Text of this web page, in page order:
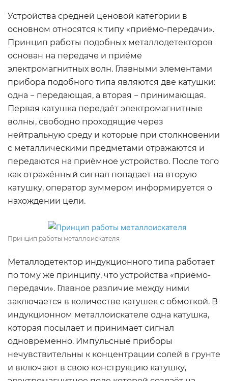
Устройства средней ценовой категории в
основном относятся к типу «приёмо-передачи».
Принцип работы подобных металлодетекторов
основан на передаче и приёме
электромагнитных волн. Главными элементами
прибора подобного типа являются две катушки:
одна − передающая, а вторая − принимающая.
Первая катушка передаёт электромагнитные
волны, свободно проходящие через
нейтральную среду и которые при столкновении
с металлическими предметами отражаются и
передаются на приёмное устройство. После того
как отражённый сигнал попадает на вторую
катушку, оператор зуммером информируется о
нахождении цели.
Принцип работы металлоискателя
Металлодетектор индукционного типа работает
по тому же принципу, что устройства «приёмо-
передачи». Главное различие между ними
заключается в количестве катушек с обмоткой. В
индукционном металлоискателе одна катушка,
которая посылает и принимает сигнал
одновременно. Импульсные приборы
нечувствительны к концентрации солей в грунте
и включают в свою конструкцию катушку,